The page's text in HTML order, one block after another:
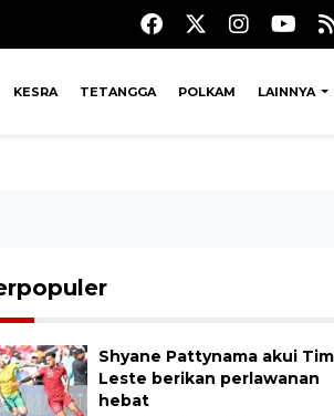
KESRA TETANGGA POLKAM LAINNYA
Shyane Pattynama akui
Leste berikan perlawanan
hebat